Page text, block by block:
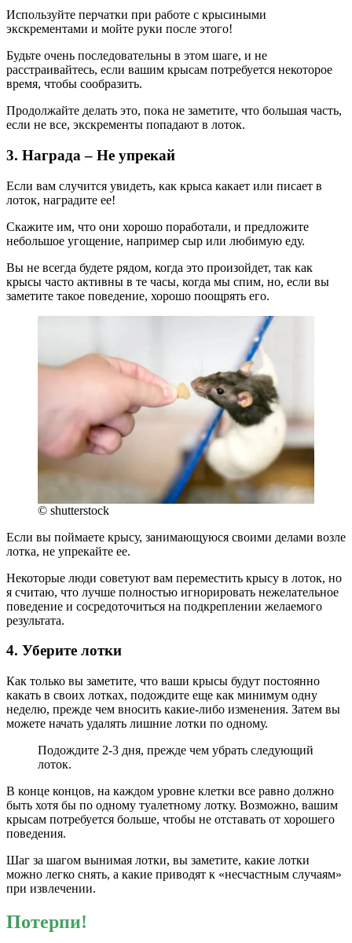
Используйте перчатки при работе с крысиными
экскрементами и мойте руки после этого!
Будьте очень последовательны в этом шаге, и не
расстраивайтесь, если вашим крысам потребуется некоторое
время, чтобы сообразить.
Продолжайте делать это, пока не заметите, что большая часть,
если не все, экскременты попадают в лоток.
3. Награда – Не упрекай
Если вам случится увидеть, как крыса какает или писает в
лоток, наградите ее!
Скажите им, что они хорошо поработали, и предложите
небольшое угощение, например сыр или любимую еду.
Вы не всегда будете рядом, когда это произойдет, так как
крысы часто активны в те часы, когда мы спим, но, если вы
заметите такое поведение, хорошо поощрять его.
© shutterstock
Если вы поймаете крысу, занимающуюся своими делами возле
лотка, не упрекайте ее.
Некоторые люди советуют вам переместить крысу в лоток, но
я считаю, что лучше полностью игнорировать нежелательное
поведение и сосредоточиться на подкреплении желаемого
результата.
4. Уберите лотки
Как только вы заметите, что ваши крысы будут постоянно
какать в своих лотках, подождите еще как минимум одну
неделю, прежде чем вносить какие-либо изменения. Затем вы
можете начать удалять лишние лотки по одному.
Подождите 2-3 дня, прежде чем убрать следующий
лоток.
В конце концов, на каждом уровне клетки все равно должно
быть хотя бы по одному туалетному лотку. Возможно, вашим
крысам потребуется больше, чтобы не отставать от хорошего
поведения.
Шаг за шагом вынимая лотки, вы заметите, какие лотки
можно легко снять, а какие приводят к «несчастным случаям»
при извлечении.
Потерпи!